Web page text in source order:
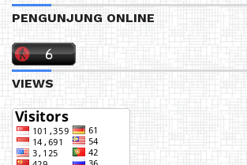
PENGUNJUNG ONLINE
VIEWS